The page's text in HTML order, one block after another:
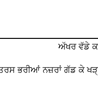
ਅੱਖਰ ਵੱਡੇ
ਭਰੀਆਂ ਨਜ਼ਰਾਂ ਗੱਡ ਕੇ